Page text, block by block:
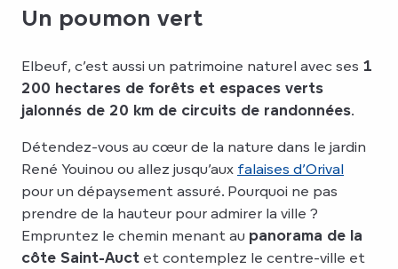
Un poumon vert
Elbeuf, c’est aussi un patrimoine naturel avec ses 1
200 hectares de forêts et espaces verts
jalonnés de 20 km de circuits de randonnées.
Détendez-vous au cœur de la nature dans le jardin
René Youinou ou allez jusqu’aux falaises d’Orival
pour un dépaysement assuré. Pourquoi ne pas
prendre de la hauteur pour admirer la ville ?
Empruntez le chemin menant au panorama de la
côte Saint-Auct et contemplez le centre-ville et